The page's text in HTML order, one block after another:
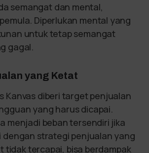
semangat dan mental,
Diperlukan mental yang
untuk tetap semangat
gagal.
yang Ketat
Kanvas diberi target penjualan
yang harus dicapai.
menjadi beban tersendiri jika
dengan strategi penjualan yang
tidak tercapai, bisa berdampak